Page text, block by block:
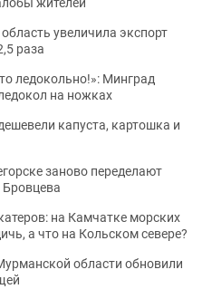
увеличила экспорт
раза
ледокольно!»: Минград
на ножках
капуста, картошка и
заново переделают
на Камчатке морских
а что на Кольском севере?
области обновили